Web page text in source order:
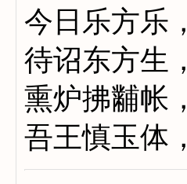
今日乐方乐
待诏东方生
熏炉拂黼帐
吾王慎玉体